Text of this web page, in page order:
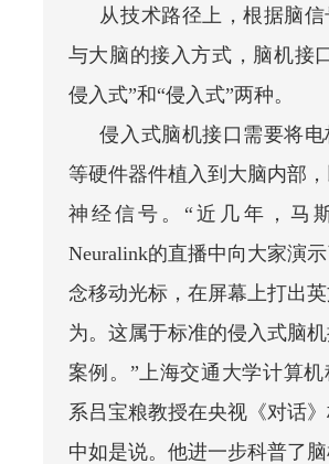
从技术路径上，根据脑
与大脑的接入方式，脑机接
侵入式”和“侵入式”两种。
侵入式脑机接口需要将
等硬件器件植入到大脑内部
神经信号。“近几年，马
Neuralink的直播中向大家演
念移动光标，在屏幕上打出
为。这属于标准的侵入式脑
案例。”上海交通大学计算
系吕宝粮教授在央视《对话
中如是说。他进一步科普了